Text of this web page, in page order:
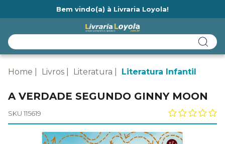
Bem vindo(a) à Livraria Loyola!
Home Livros Literatura Literatura Infantil
A VERDADE SEGUNDO GINNY MOON
SKU 115619